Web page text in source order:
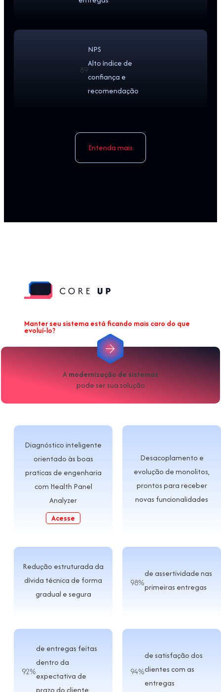
89
NPS
Alto índice de
confiança e
recomendação
Entenda mais
Manter seu sistema está ficando mais caro do que
evoluí-lo?
Amodernização de sistemas
pode ser sua solução
Diagnóstico inteligente
orientado às boas
praticas de engenharia
com Health Panel
Analyzer
Acesse
Desacoplamento e
evolução de monolitos,
prontos para receber
novas funcionalidades
Redução estruturada da
dívida técnica de forma
gradual e segura
98%
de assertividade nas
primeiras entregas
92%
de entregas feitas
dentro da
expectativa de
94%
de satisfação dos
clientes com as
entregas